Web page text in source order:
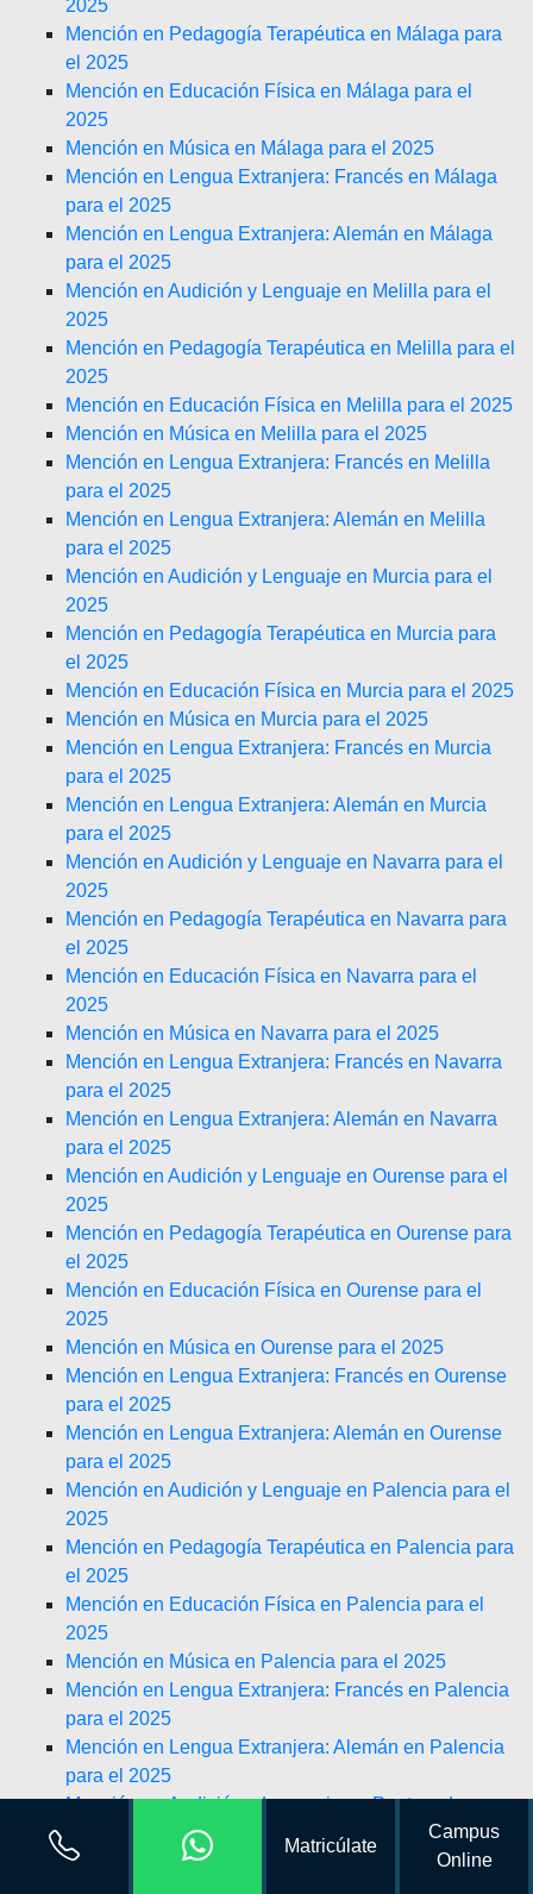
2025
Mención en Pedagogía Terapéutica en Málaga para
el 2025
Mención en Educación Física en Málaga para el
2025
Mención en Música en Málaga para el 2025
Mención en Lengua Extranjera: Francés en Málaga
para el 2025
Mención en Lengua Extranjera: Alemán en Málaga
para el 2025
Mención en Audición y Lenguaje en Melilla para el
2025
Mención en Pedagogía Terapéutica en Melilla para el
2025
Mención en Educación Física en Melilla para el 2025
Mención en Música en Melilla para el 2025
Mención en Lengua Extranjera: Francés en Melilla
para el 2025
Mención en Lengua Extranjera: Alemán en Melilla
para el 2025
Mención en Audición y Lenguaje en Murcia para el
2025
Mención en Pedagogía Terapéutica en Murcia para
el 2025
Mención en Educación Física en Murcia para el 2025
Mención en Música en Murcia para el 2025
Mención en Lengua Extranjera: Francés en Murcia
para el 2025
Mención en Lengua Extranjera: Alemán en Murcia
para el 2025
Mención en Audición y Lenguaje en Navarra para el
2025
Mención en Pedagogía Terapéutica en Navarra para
el 2025
Mención en Educación Física en Navarra para el
2025
Mención en Música en Navarra para el 2025
Mención en Lengua Extranjera: Francés en Navarra
para el 2025
Mención en Lengua Extranjera: Alemán en Navarra
para el 2025
Mención en Audición y Lenguaje en Ourense para el
2025
Mención en Pedagogía Terapéutica en Ourense para
el 2025
Mención en Educación Física en Ourense para el
2025
Mención en Música en Ourense para el 2025
Mención en Lengua Extranjera: Francés en Ourense
para el 2025
Mención en Lengua Extranjera: Alemán en Ourense
para el 2025
Mención en Audición y Lenguaje en Palencia para el
2025
Mención en Pedagogía Terapéutica en Palencia para
el 2025
Mención en Educación Física en Palencia para el
2025
Mención en Música en Palencia para el 2025
Mención en Lengua Extranjera: Francés en Palencia
para el 2025
Mención en Lengua Extranjera: Alemán en Palencia
para el 2025
Mención en Audición y Lenguaje en Pontevedra para
Mención en Pedagogía Terapéutica en Pontevedra
Matricúlate
Campus
Online